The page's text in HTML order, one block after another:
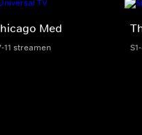
Med
11 streamen